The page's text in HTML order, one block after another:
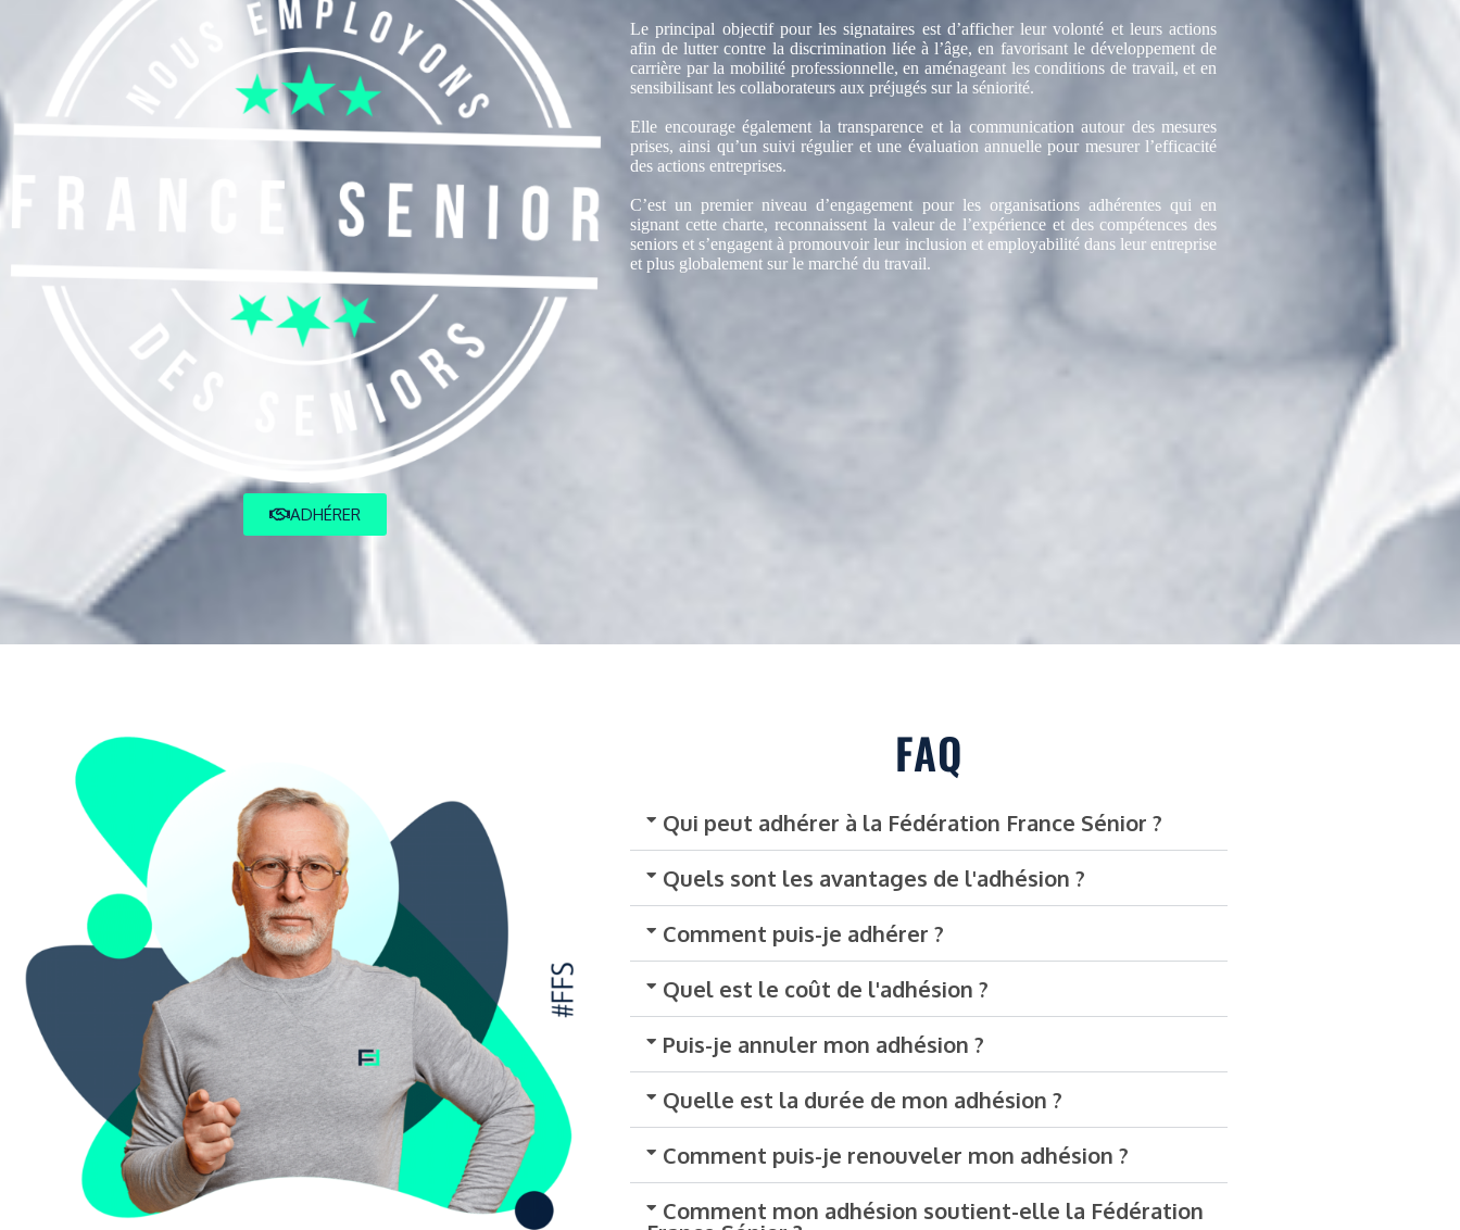
ADHÉRER
Le principal objectif pour les signataires est d’afficher leur volonté et leurs actions
afin de lutter contre la discrimination liée à l’âge, en favorisant le développement de
carrière par la mobilité professionnelle, en aménageant les conditions de travail, et en
sensibilisant les collaborateurs aux préjugés sur la séniorité.
Elle encourage également la transparence et la communication autour des mesures
prises, ainsi qu’un suivi régulier et une évaluation annuelle pour mesurer l’efficacité
des actions entreprises.
C’est un premier niveau d’engagement pour les organisations adhérentes qui en
signant cette charte, reconnaissent la valeur de l’expérience et des compétences des
seniors et s’engagent à promouvoir leur inclusion et employabilité dans leur entreprise
et plus globalement sur le marché du travail.
FAQ
Qui peut adhérer à la Fédération France Sénior ?
Quels sont les avantages de l'adhésion ?
Comment puis-je adhérer ?
Quel est le coût de l'adhésion ?
Puis-je annuler mon adhésion ?
Quelle est la durée de mon adhésion ?
Comment puis-je renouveler mon adhésion ?
Comment mon adhésion soutient-elle la Fédération